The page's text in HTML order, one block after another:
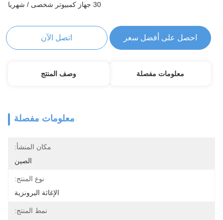
30 جهاز كمبيوتر شخصى / شهريا
احصل على أفضل سعر اتصل الآن
معلومات مفصلة وصف المنتج
معلومات مفصلة
مكان المنشأ:
الصين
نوع المنتج:
الإغاثة البرونزية
نمط المنتج: